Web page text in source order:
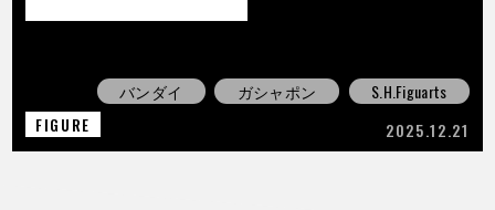
バンダイ ガシャポン
S.H.Figuarts
FIGURE
2025.12.21